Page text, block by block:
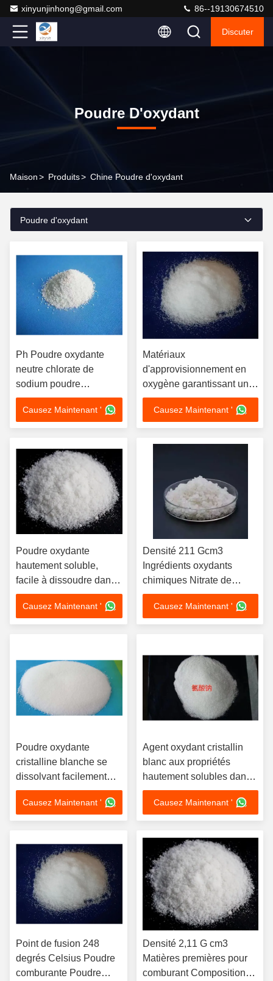
xinyunjinhong@gmail.com 86--19130674510
Discuter
Poudre D'oxydant
Maison> Produits> Chine Poudre d'oxydant
Poudre d'oxydant
Ph Poudre oxydante
neutre chlorate de
sodium poudre
cristalline blanche de
qualité industrielle
chimique pour les
Causez Maintenant '
Matériaux
d'approvisionnement en
oxygène garantissant un
pH neutre autour de 7,
adaptés aux unités de
soins intensifs et aux
appareils
Causez Maintenant '
Poudre oxydante
hautement soluble,
facile à dissoudre dans
l'eau, poudre cristalline
blanche, idéale pour la
production et le
Causez Maintenant '
Densité 211 Gcm3
Ingrédients oxydants
chimiques Nitrate de
potassium KNO3
Composition pour les
applications industrielles
Causez Maintenant '
Poudre oxydante
cristalline blanche se
dissolvant facilement
dans l'eau, utilisée dans
l'industrie des explosifs
Causez Maintenant '
Agent oxydant cristallin
blanc aux propriétés
hautement solubles dans
l'eau pour les réactions
chimiques
Causez Maintenant '
Point de fusion 248
degrés Celsius Poudre
comburante Poudre
Densité 2,11 G cm3
Matières premières pour
comburant Composition